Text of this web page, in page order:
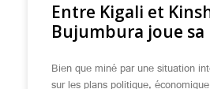
Entre Kigali et
Bujumbura joue
Bien que miné par une situation